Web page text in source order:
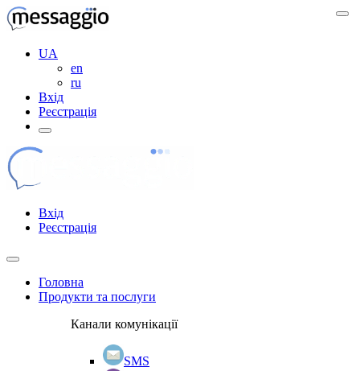
UA
en
ru
Вхід
Реєстрація
Вхід
Реєстрація
Головна
Продукти та послуги
Канали комунікації
SMS